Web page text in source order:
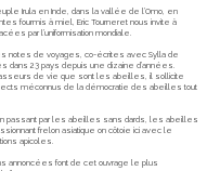
Irula en Inde, dans la vallée de l’Omo, en
fourmis à miel, Eric Tourneret nous invite à
par l’uniformisation mondiale.
notes de voyages, co-écrites avec Sylla de
23 pays depuis une dizaine d’années.
de vie que sont les abeilles, il sollicite
méconnus de la démocratie des abeilles tout
passant par les abeilles sans dards, les abeilles
frelon asiatique on côtoie ici avec le
apicoles.
annoncées font de cet ouvrage le plus